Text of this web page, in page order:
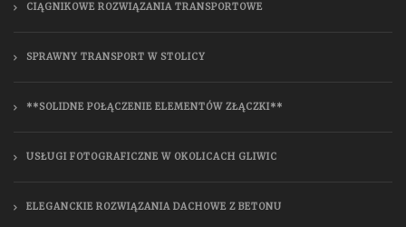
CIĄGNIKOWE ROZWIĄZANIA TRANSPORTOWE
SPRAWNY TRANSPORT W STOLICY
**SOLIDNE POŁĄCZENIE ELEMENTÓW ZŁĄCZKI**
USŁUGI FOTOGRAFICZNE W OKOLICACH GLIWIC
ELEGANCKIE ROZWIĄZANIA DACHOWE Z BETONU